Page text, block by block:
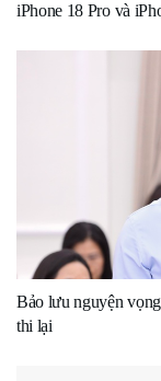
iPhone 18 Pro và
Bảo lưu nguyện
thi lại